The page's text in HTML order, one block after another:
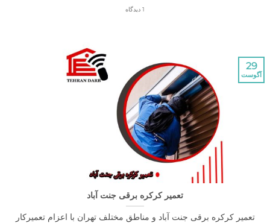
تعمیر کرکره برقی جنت آباد
کرکره برقی جنت آباد و مناطق مختلف تهران با اعزام تعمیرکار